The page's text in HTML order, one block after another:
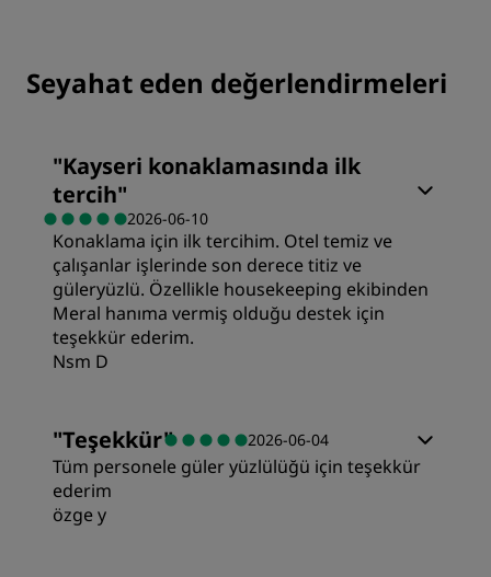
Seyahat eden değerlendirmeleri
"Kayseri konaklamasında ilk
tercih"
2026-06-10
Konaklama için ilk tercihim. Otel temiz ve
çalışanlar işlerinde son derece titiz ve
güleryüzlü. Özellikle housekeeping ekibinden
Meral hanıma vermiş olduğu destek için
teşekkür ederim.
Nsm D
"Teşekkür" 2026-06-04
Tüm personele güler yüzlülüğü için teşekkür
ederim
özge y